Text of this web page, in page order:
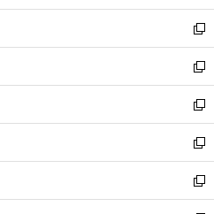
開
く
ウ
で
開
く
ン
ド
ウ
で
開
く
ウ
ィ
ン
ド
ウ
で
開
く
新
し
い
ウ
ィ
ン
ド
ウ
で
開
新
し
い
ウ
ィ
ン
ド
ウ
新
し
い
ウ
ィ
ン
新
し
い
ウ
新
し